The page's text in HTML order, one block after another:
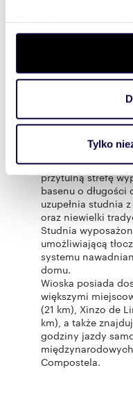
dane są przetwarzane
.
zmienić lub wycofać
Wykorzystujemy pliki
i reklam, aby oferować
korzystasz z naszej
Partnerzy mogą
otrzymanymi od
korzystania z ich usług.
Tylko
oraz inne rośliny
się również 4
podłączenia węży
Stodoła stanowi
konstrukcyjnym,
dwupoziomową
renowacji.
przechowywania
wykończona
podgrzewaczem
Do stodoły
przytulną strefę
basenu o długości
uzupełnia studnia
oraz niewielki
Studnia
umożliwiającą
systemu
domu.
Wioska posiada
większymi
(21 km), Xinzo de
km), a także
godziny jazdy
Compostela.